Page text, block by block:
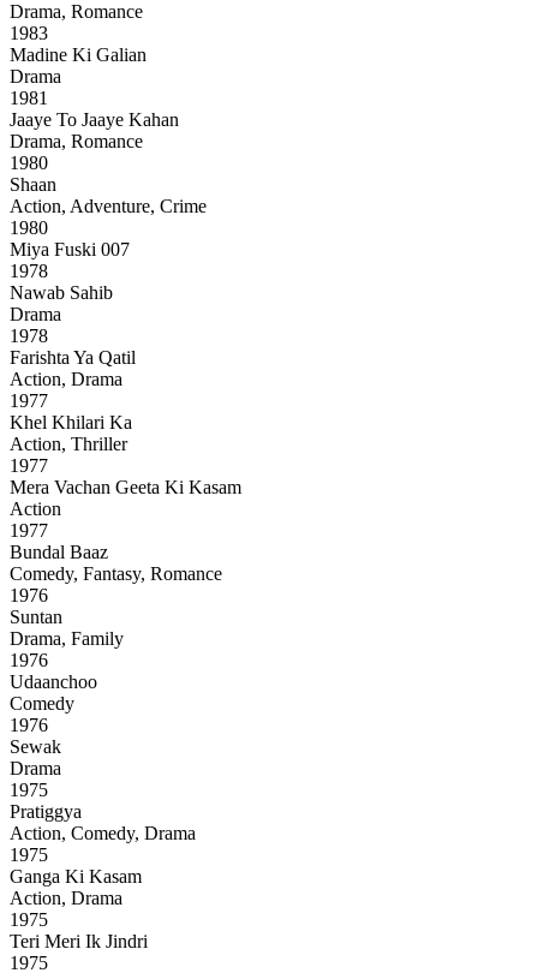
Drama, Romance
1983
Madine Ki Galian
Drama
1981
Jaaye To Jaaye Kahan
Drama, Romance
1980
Shaan
Action, Adventure, Crime
1980
Miya Fuski 007
1978
Nawab Sahib
Drama
1978
Farishta Ya Qatil
Action, Drama
1977
Khel Khilari Ka
Action, Thriller
1977
Mera Vachan Geeta Ki Kasam
Action
1977
Bundal Baaz
Comedy, Fantasy, Romance
1976
Suntan
Drama, Family
1976
Udaanchoo
Comedy
1976
Sewak
Drama
1975
Pratiggya
Action, Comedy, Drama
1975
Ganga Ki Kasam
Action, Drama
1975
Teri Meri Ik Jindri
1975